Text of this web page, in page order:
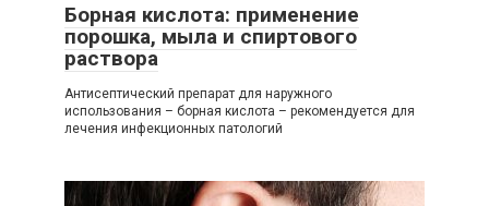
Борная кислота: применение
порошка, мыла и спиртового
раствора
Антисептический препарат для наружного
использования – борная кислота – рекомендуется для
лечения инфекционных патологий